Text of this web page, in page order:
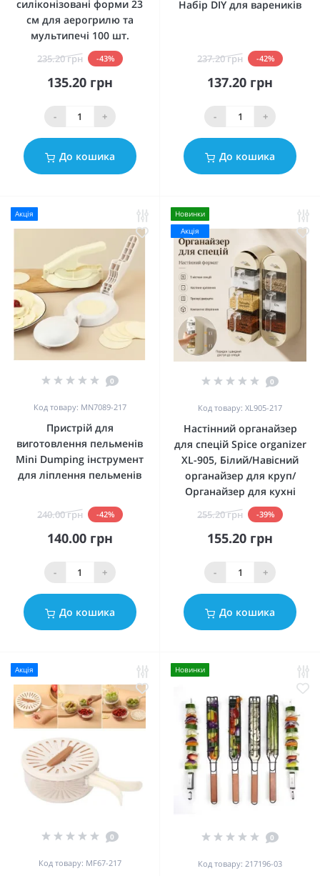
силіконізовані форми 23
см для аерогрилю та
мультипечі 100 шт.
235.20 грн -43%
135.20 грн
- +
До кошика
Набір DIY для вареників
237.20 грн -42%
137.20 грн
- +
До кошика
Акція
0
Код товару: MN7089-217
Пристрій для
виготовлення пельменів
Mini Dumping інструмент
для ліплення пельменів
240.00 грн -42%
140.00 грн
- +
До кошика
Новинки
Акція
0
Код товару: XL905-217
Настінний органайзер
для спецій Spice organizer
XL-905, Білий/Навісний
органайзер для круп/
Органайзер для кухні
255.20 грн -39%
155.20 грн
- +
До кошика
Акція
0
Код товару: MF67-217
Новинки
0
Код товару: 217196-03